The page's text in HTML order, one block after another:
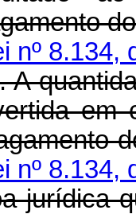
nº 8.134,
A
em
nº 8.134,
jurídica